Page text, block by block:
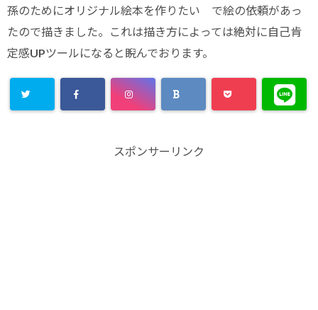
孫のためにオリジナル絵本を作りたい で絵の依頼があっ
たので描きました。これは描き方によっては絶対に自己肯
定感UPツールになると睨んでおります。
スポンサーリンク